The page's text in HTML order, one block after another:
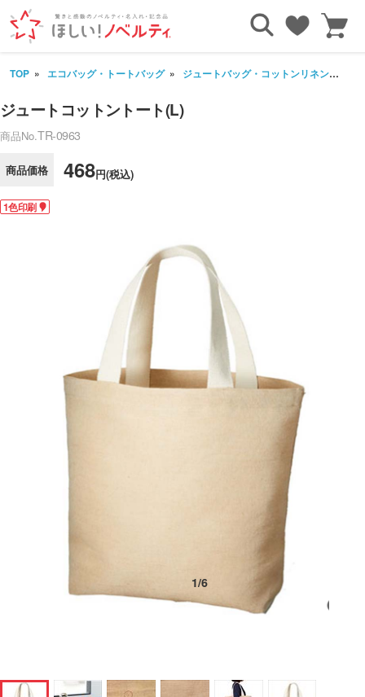
TOP エコバッグ・トートバッグ ジュートバッグ・コットンリネンバッグ
ジュートコットントート(L)
商品No.TR-0963
商品価格 468円(税込)
1色印刷
1/6